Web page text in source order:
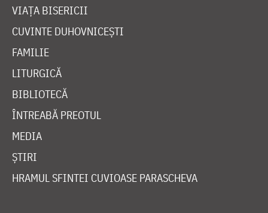
VIAȚA BISERICII
CUVINTE DUHOVNICEȘTI
FAMILIE
LITURGICĂ
BIBLIOTECĂ
ÎNTREABĂ PREOTUL
MEDIA
ȘTIRI
HRAMUL SFINTEI CUVIOASE PARASCHEVA